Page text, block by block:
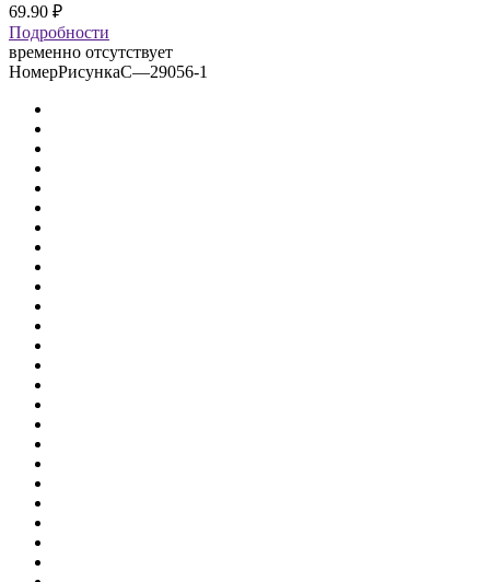
69.90 ₽
Подробности
временно отсутствует
НомерРисункаС—29056-1